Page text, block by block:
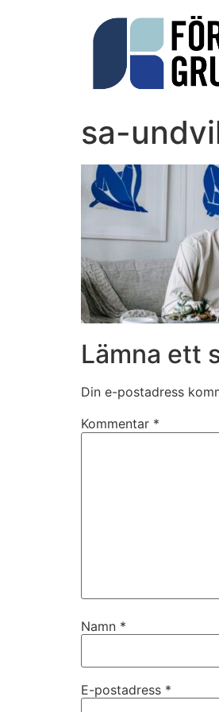
sa-
Lämna ett
Din e-postadress
Kommentar *
Namn *
E-postadress *